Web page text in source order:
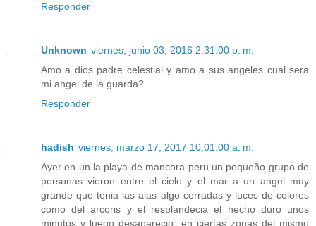
Responder
Unknown viernes, junio 03, 2016 2:31:00 p. m.
Amo a dios padre celestial y amo a sus angeles cual sera
mi angel de la.guarda?
Responder
hadish viernes, marzo 17, 2017 10:01:00 a. m.
Ayer en un la playa de mancora-peru un pequeño grupo de
personas vieron entre el cielo y el mar a un angel muy
grande que tenia las alas algo cerradas y luces de colores
como del arcoris y el resplandecia el hecho duro unos
minutos y luego desaparecio, en ciertas zonas del mismo